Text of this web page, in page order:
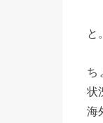
と。
ち
状
海